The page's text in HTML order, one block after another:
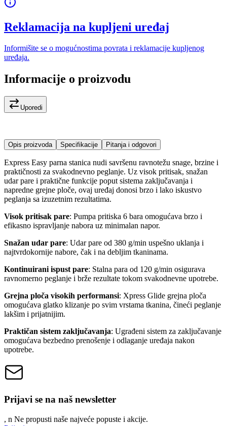
Reklamacija na kupljeni uređaj
Informišite se o mogućnostima povrata i reklamacije kupljenog
uređaja.
Informacije o proizvodu
Uporedi
Opis proizvoda Specifikacije Pitanja i odgovori
Express Easy parna stanica nudi savršenu ravnotežu snage, brzine i
praktičnosti za svakodnevno peglanje. Uz visok pritisak, snažan
udar pare i praktične funkcije poput sistema zaključavanja i
napredne grejne ploče, ovaj uređaj donosi brzo i lako iskustvo
peglanja sa izuzetnim rezultatima.
Visok pritisak pare: Pumpa pritiska 6 bara omogućava brzo i
efikasno ispravljanje nabora uz minimalan napor.
Snažan udar pare: Udar pare od 380 g/min uspešno uklanja i
najtvrdokornije nabore, čak i na debljim tkaninama.
Kontinuirani ispust pare: Stalna para od 120 g/min osigurava
ravnomerno peglanje i brže rezultate tokom svakodnevne upotrebe.
Grejna ploča visokih performansi: Xpress Glide grejna ploča
omogućava glatko klizanje po svim vrstama tkanina, čineći peglanje
lakšim i prijatnijim.
Praktičan sistem zaključavanja: Ugrađeni sistem za zaključavanje
omogućava bezbedno prenošenje i odlaganje uređaja nakon
upotrebe.
Prijavi se na naš newsletter
, n Ne propusti naše najveće popuste i akcije.